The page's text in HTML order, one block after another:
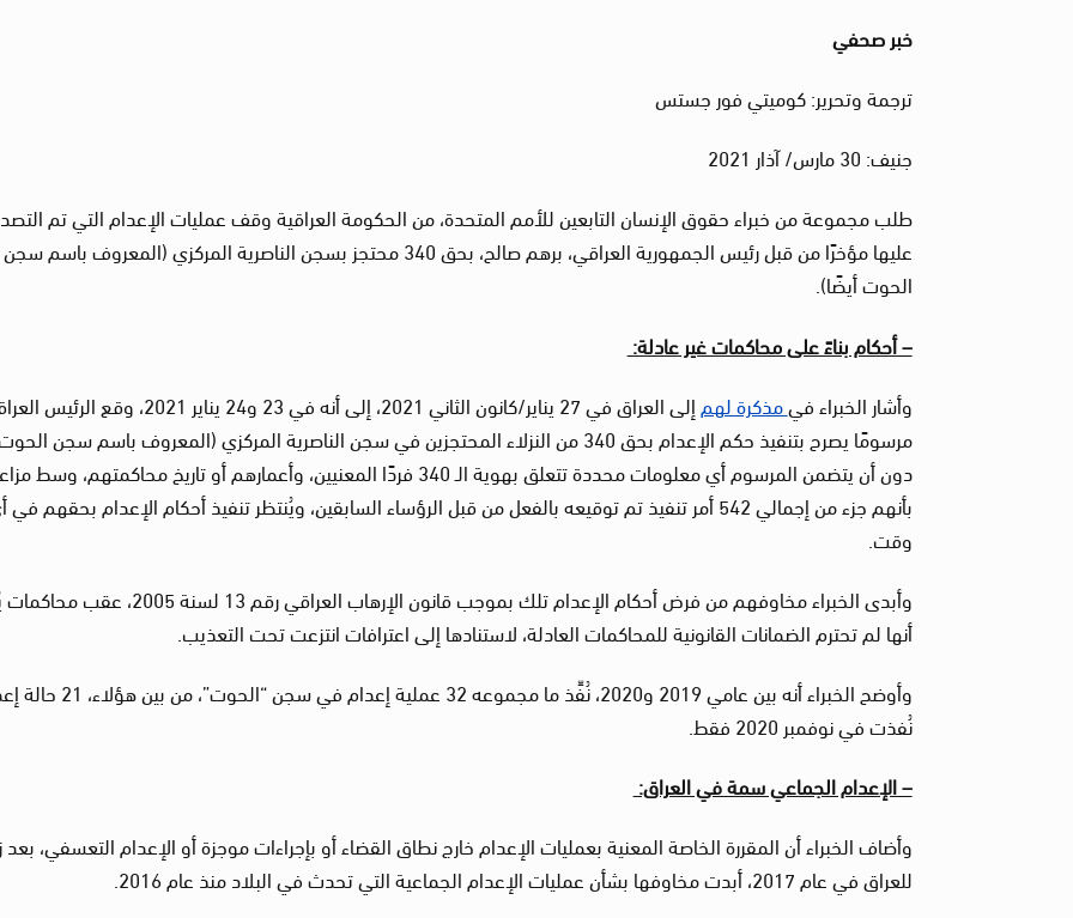
خبر صحفي
ترجمة وتحرير: كوميتي فور جستس
جنيف: 30 مارس/ آذار 2021
طلب مجموعة من خبراء حقوق الإنسان التابعين للأمم المتحدة، من الحكومة العراقية وقف عمليات الإعدام التي تم
عليها مؤخرًا من قبل رئيس الجمهورية العراقي، برهم صالح، بحق 340 محتجز بسجن الناصرية المركزي (المعروف باسم سجن
الحوت أيضًا).
– أحكام بناءً على محاكمات غير عادلة:
وأشار الخبراء فيمذكرة لهم
إلى العراق في 27 يناير/كانون الثاني 2021، إلى أنه في 23 و24 يناير 2021، وقع
مرسومًا يصرح بتنفيذ حكم الإعدام بحق 340 من النزلاء المحتجزين في سجن الناصرية المركزي (المعروف باسم سجن
دون أن يتضمن المرسوم أي معلومات محددة تتعلق بهوية الـ 340 فردًا المعنيين، وأعمارهم أو تاريخ محاكمتهم، وسط
بأنهم جزء من إجمالي 542 أمر تنفيذ تم توقيعه بالفعل من قبل الرؤساء السابقين، ويُنتظر تنفيذ أحكام الإعدام بحقهم
وقت.
وأبدى الخبراء مخاوفهم من فرض أحكام الإعدام تلك بموجب قانون الإرهاب العراقي رقم 13
أنها لم تحترم الضمانات القانونية للمحاكمات العادلة، لاستنادها إلى اعترافات انتزعت تحت التعذيب.
وأوضح الخبراء أنه بين عامي 2019 و2020، نُفِّذ ما مجموعه 32 عملية إعدام
نُفذت في نوفمبر 2020 فقط.
– الإعدام الجماعي سمة في العراق:
وأضاف الخبراء أن المقررة الخاصة المعنية بعمليات الإعدام خارج نطاق القضاء أو بإجراءات موجزة أو الإعدام التعسفي، بعد
للعراق في عام 2017، أبدت مخاوفها بشأن عمليات الإعدام الجماعية التي تحدث في البلاد منذ عام 2016.